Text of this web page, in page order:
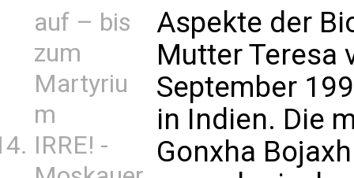
auf – bis
zum
Martyriu
m
IRRE! -
Aspekte der
Mutter Teresa
September
in Indien. Die
Gonxha